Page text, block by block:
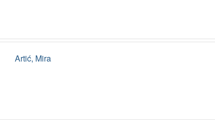
Artić, Mira